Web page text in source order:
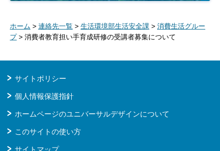
ホーム > 連絡先一覧 > 生活環境部生活安全課 > 消費生活グルー
プ> 消費者教育担い手育成研修の受講者募集について
サイトポリシー
個人情報保護指針
ホームページのユニバーサルデザインについて
このサイトの使い方
サイトマップ